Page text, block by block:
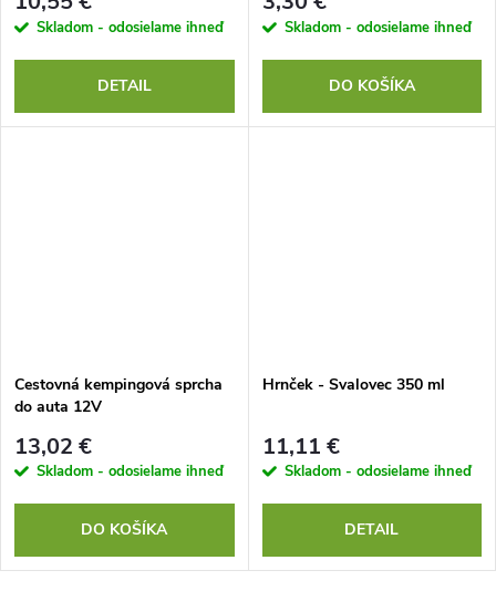
Skladom - odosielame ihneď
DETAIL
Skladom - odosielame ihneď
DO KOŠÍKA
Cestovná kempingová sprcha
do auta 12V
13,02 €
Skladom - odosielame ihneď
DO KOŠÍKA
Hrnček - Svalovec 350 ml
11,11 €
Skladom - odosielame ihneď
DETAIL